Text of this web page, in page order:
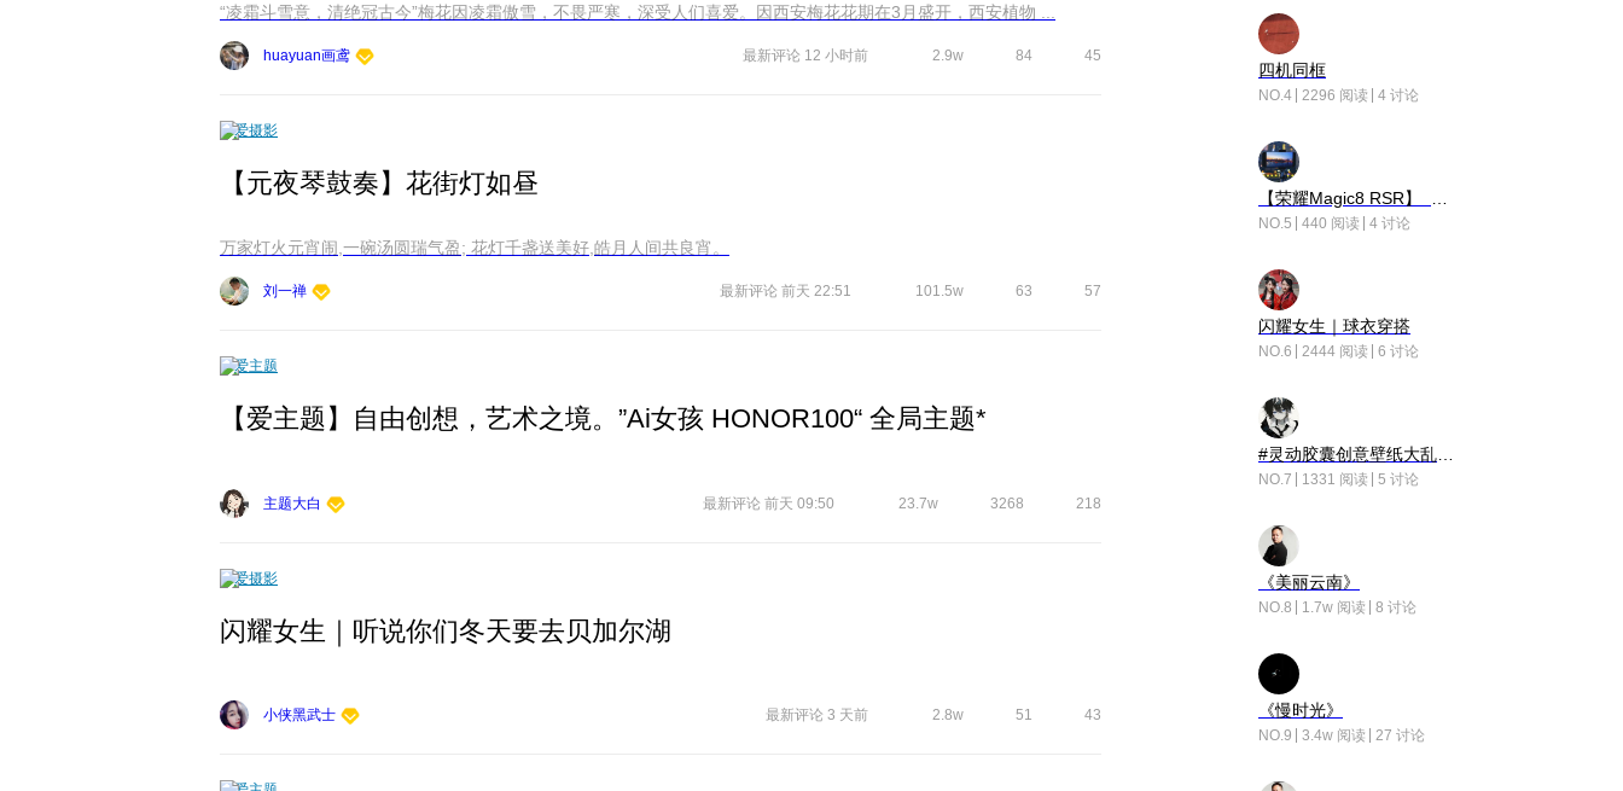
“凌霜斗雪意，清绝冠古今”梅花因凌霜傲雪，不畏严寒，深受人们喜爱。因西安梅花花期在3月盛开，西安植物 ...
huayuan画鸢 最新评论 12 小时前 2.9w 84 45
爱摄影
【元夜琴鼓奏】花街灯如昼
万家灯火元宵闹,一碗汤圆瑞气盈; 花灯千盏送美好,皓月人间共良宵。
刘一禅 最新评论 前天 22:51 101.5w 63 57
爱主题
【爱主题】自由创想，艺术之境。”Ai女孩 HONOR100“ 全局主题*
主题大白 最新评论 前天 09:50 23.7w 3268 218
爱摄影
闪耀女生｜听说你们冬天要去贝加尔湖
小侠黑武士 最新评论 3 天前 2.8w 51 43
四机同框
NO.4 2296 阅读 4 讨论
NO.5 440 阅读 4 讨论
闪耀女生｜球衣穿搭
NO.6 2444 阅读 6 讨论
NO.7 1331 阅读 5 讨论
《美丽云南》
NO.8 1.7w 阅读 8 讨论
《慢时光》
NO.9 3.4w 阅读 27 讨论